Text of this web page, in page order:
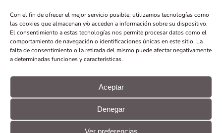
Con el fin de ofrecer el mejor servicio posible, utilizamos tecnologías como
las cookies que almacenan y/o acceden a información sobre su dispositivo.
El consentimiento a estas tecnologías nos permite procesar datos como el
comportamiento de navegación o identificaciones únicas en este sitio. La
falta de consentimiento o la retirada del mismo puede afectar negativamente
a determinadas funciones y características.
Aceptar
Denegar
Ver preferencias
Novedades
Carrera
profesional
Certificados y
declaraciones
Subvenciones
y proyectos
© CUE, a.s.
Todos los
PreferenciasDeclaración